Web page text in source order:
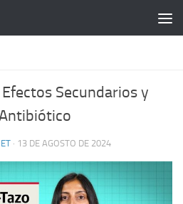
Secundarios y
· 13 DE AGOSTO DE 2024